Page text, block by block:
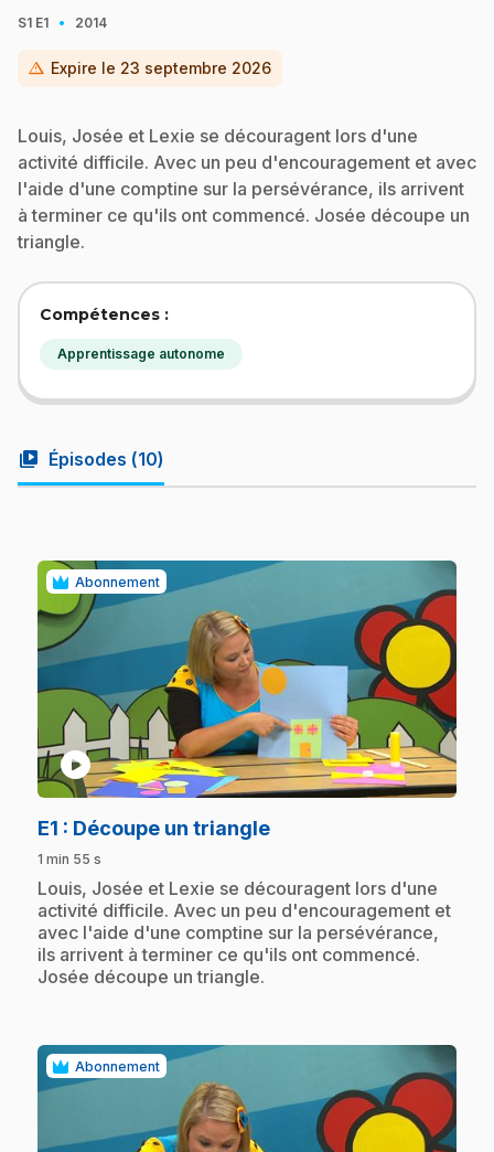
S1 E1 · 2014
warning Expire le 23 septembre 2026
Louis, Josée et Lexie se découragent lors d'une
activité difficile. Avec un peu d'encouragement et avec
l'aide d'une comptine sur la persévérance, ils arrivent
à terminer ce qu'ils ont commencé. Josée découpe un
triangle.
Compétences :
Apprentissage autonome
video_library Épisodes (10)
Abonnement
play_circle
E1 : Découpe un triangle.
1 min 55 s
.Louis, Josée et Lexie se découragent lors d'une
activité difficile. Avec un peu d'encouragement et
avec l'aide d'une comptine sur la persévérance,
ils arrivent à terminer ce qu'ils ont commencé.
Josée découpe un triangle.
Abonnement